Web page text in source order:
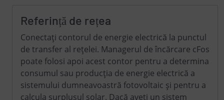
Referință de rețea
Conectați contorul de energie electrică la punctul
de transfer al rețelei. Managerul de încărcare cFos
poate folosi apoi acest contor pentru a determina
consumul sau producția de energie electrică a
sistemului dumneavoastră fotovoltaic și pentru a
calcula surplusul solar. Dacă aveți un sistem